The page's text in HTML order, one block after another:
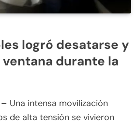
logró desatarse y
durante la
Una intensa movilización
de alta tensión se vivieron